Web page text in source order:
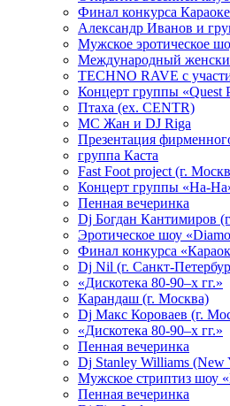
Финал конкурса
Александр Иванов и
Мужское эротическое
Международный
TECHNO RAVE с
Концерт группы «Quest
Птаха (ex. CENTR)
МС Жан и DJ Riga
Презентация
группа Каста
Fast Foot project (г.
Концерт группы «На-
Пенная вечеринка
Dj Богдан Кантимиров
Эротическое шоу
Финал конкурса
Dj Nil (г. Санкт-
«Дискотека 80-90–х гг.»
Карандаш (г. Москва)
Dj Макс Короваев (г.
«Дискотека 80-90–х гг.»
Пенная вечеринка
Dj Stanley Williams (New
Мужское стриптиз шоу
Пенная вечеринка